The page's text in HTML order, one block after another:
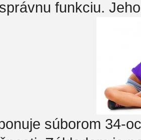
funkciu.
súborom 34-